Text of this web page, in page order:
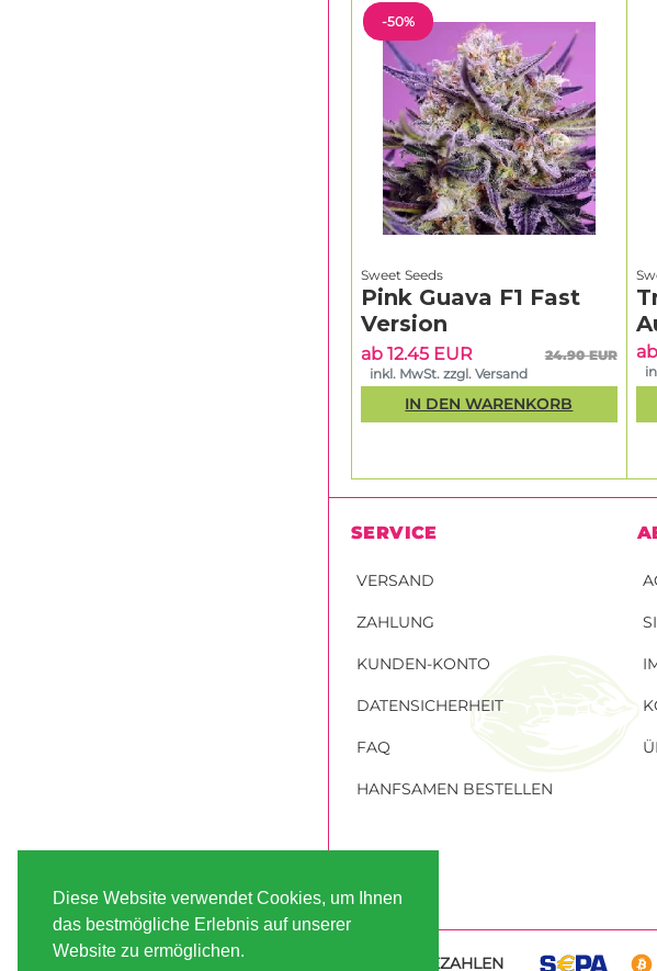
Diese Website verwendet Cookies, um Ihnen
das bestmögliche Erlebnis auf unserer
Website zu ermöglichen.
-50%
Sweet Seeds
Pink Guava F1 Fast
Version
ab 12.45 EUR
24.90 EUR
inkl. MwSt. zzgl. Versand
IN DEN WARENKORB
SERVICE
VERSAND
ZAHLUNG
KUNDEN-KONTO
DATENSICHERHEIT
FAQ
HANFSAMEN BESTELLEN
SICHER BEZAHLEN